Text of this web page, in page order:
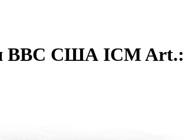
ВВС США ICM Art.: